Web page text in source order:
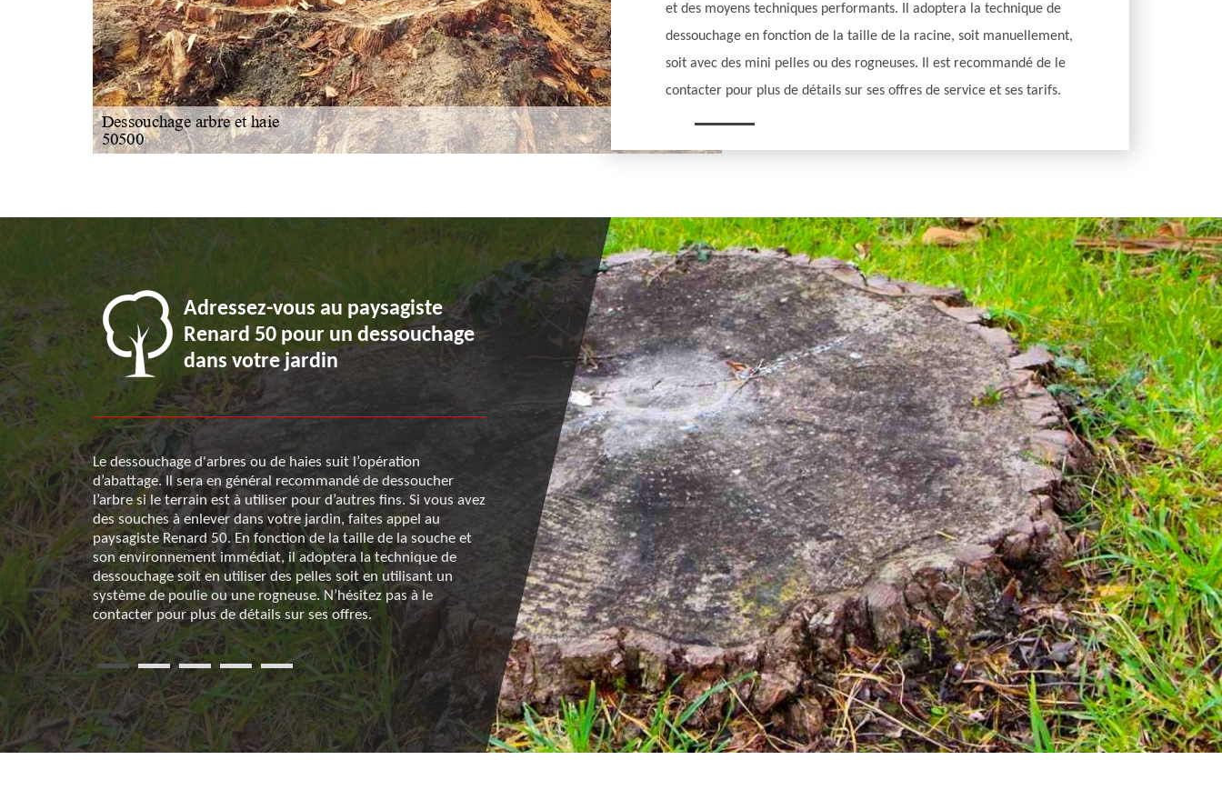
et des moyens techniques performants. Il adoptera la technique de
dessouchage en fonction de la taille de la racine, soit manuellement,
soit avec des mini pelles ou des rogneuses. Il est recommandé de le
contacter pour plus de détails sur ses offres de service et ses tarifs.
50, le
à
opération
souterraines.
à prix
50. Faites-lui
Adressez-vous au paysagiste
Renard 50 pour un dessouchage
dans votre jardin
Le dessouchage d'arbres ou de haies suit l’opération
d’abattage. Il sera en général recommandé de dessoucher
l’arbre si le terrain est à utiliser pour d’autres fins. Si vous avez
des souches à enlever dans votre jardin, faites appel au
paysagiste Renard 50. En fonction de la taille de la souche et
son environnement immédiat, il adoptera la technique de
dessouchage soit en utiliser des pelles soit en utilisant un
système de poulie ou une rogneuse. N’hésitez pas à le
contacter pour plus de détails sur ses offres.
Réussir un dessouchage de haies
à Saint Pellerin avec le jardinier
professionnel Renard 50
Le dessouchage est une opération qui exige une certaine
condition physique. Il faut aussi disposer des moyens
matériels adaptés pour réussir le dessouchage. Si vous faites
appel aux services de Renard 50, il vous fera profiter de ses
compétences pour vous fournir une prestation de qualité à la
hauteur de vos attentes. Le chantier sera nettoyé, aplani après
son intervention, les déchets évacués. N’hésitez pas à le
contacter pour un dessouchage de haie réussi à Saint Pellerin,
dans le 50500.
La méthode de rognage de
souche : une technique
par Renard 50 à Saint
Pour un dessouchage d’arbres, Renard 50 procède
pour éliminer la souche et les racines d’un arbre. Il
parfaitement cette approche technique de
vous faites appel à Renard 50 pour un dessouchage
Renard 50 est en mesure de prendre en charge une
intervention pour vous fournir une prestation de
Faites-lui confiance pour un dessouchage réussi et
vous êtes Saint Pellerin, dans le 50500. Contactez-le
demande de devis de rognage de souche.